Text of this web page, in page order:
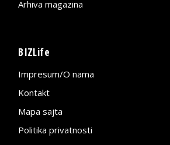
Arhiva magazina
BIZLife
Impresum/O nama
Kontakt
Mapa sajta
Politika privatnosti